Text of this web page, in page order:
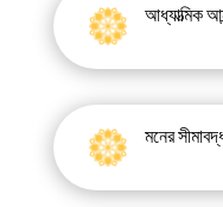
আধ্যাত্মিক
মনের